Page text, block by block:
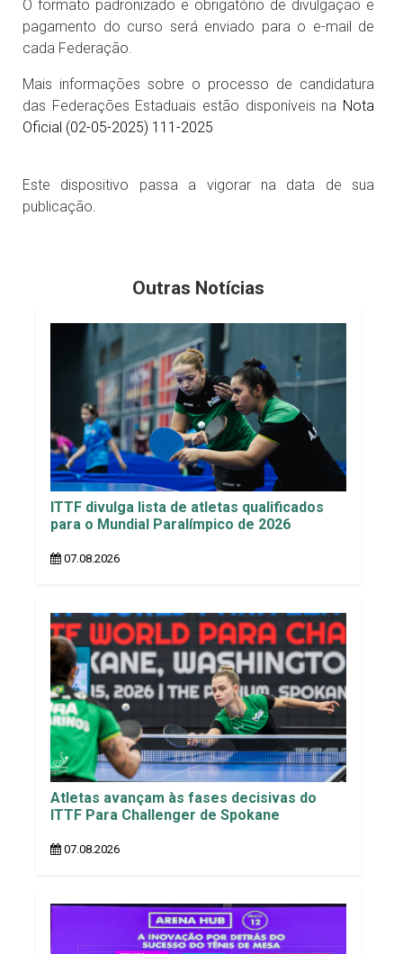
O formato padronizado e obrigatório de divulgação e
pagamento do curso será enviado para o e-mail de
cada Federação.
Mais informações sobre o processo de candidatura
das Federações Estaduais estão disponíveis na Nota
Oficial (02-05-2025) 111-2025
Este dispositivo passa a vigorar na data de sua
publicação.
Outras Notícias
ITTF divulga lista de atletas qualificados
para o Mundial Paralímpico de 2026
07.08.2026
Atletas avançam às fases decisivas do
ITTF Para Challenger de Spokane
07.08.2026